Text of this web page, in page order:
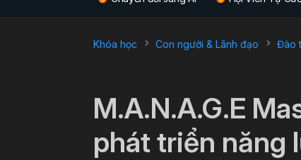
Khóa học Con người & Lãnh đạo Đào
M.A.N.A.G.E
phát triển năng